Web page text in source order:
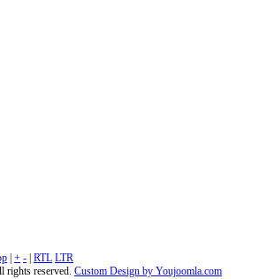
| + - | RTL LTR
rights reserved. Custom Design by Youjoomla.com